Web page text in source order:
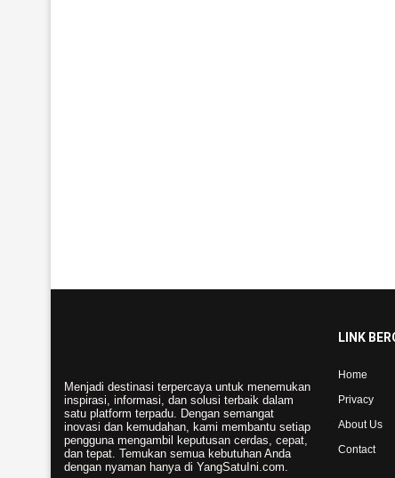
Menjadi destinasi terpercaya untuk menemukan
inspirasi, informasi, dan solusi terbaik dalam
satu platform terpadu. Dengan semangat
inovasi dan kemudahan, kami membantu setiap
pengguna mengambil keputusan cerdas, cepat,
dan tepat. Temukan semua kebutuhan Anda
dengan nyaman hanya di YangSatuIni.com.
LINK
Home
Privacy
About Us
Contact